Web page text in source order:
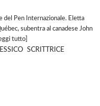
del Pen Internazionale. Eletta
subentra al canadese John
tutto
SCRITTRICE